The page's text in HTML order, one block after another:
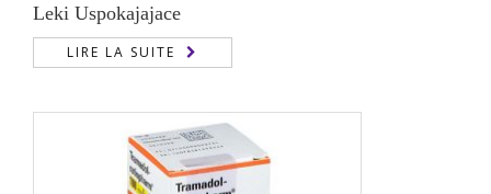
Leki Uspokajajace
LIRE LA SUITE